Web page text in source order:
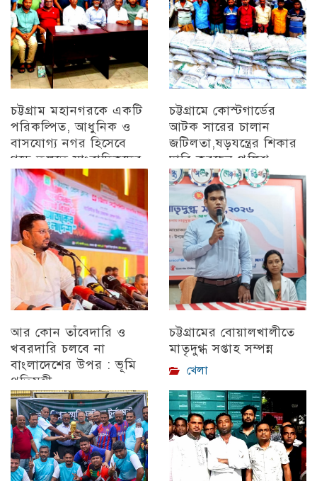
চট্টগ্রাম মহানগরকে একটি
পরিকল্পিত, আধুনিক ও
বাসযোগ্য নগর হিসেবে
গড়ে তুলতে সাংবাদিকদের
ইতিবাচক ভূমিকা গুরুত্বপূর্ণ
: সিডিএ চেয়ারম্যান
চট্টগ্রাম
চট্টগ্রামে কোস্টগার্ডের
আটক সারের চালান
জটিলতা,ষড়যন্ত্রের শিকার
দাবি করছেন পুলিশ
অন্যান্য
আর কোন তাঁবেদারি ও
খবরদারি চলবে না
বাংলাদেশের উপর : ভূমি
প্রতিমন্ত্রী
চট্টগ্রাম
চট্টগ্রামের বোয়ালখালীতে
মাতৃদুগ্ধ সপ্তাহ সম্পন্ন
খেলা